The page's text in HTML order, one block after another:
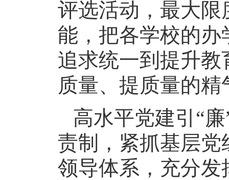
评选活动，最大
能，把各学校的
追求统一到提升
质量、提质量的
高水平党建引“
责制，紧抓基层
领导体系，充分